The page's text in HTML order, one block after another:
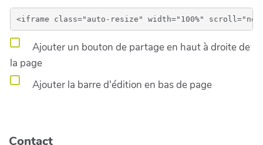
Ajouter un bouton de partage en haut à droite de
la page
Ajouter la barre d'édition en bas de page
Contact